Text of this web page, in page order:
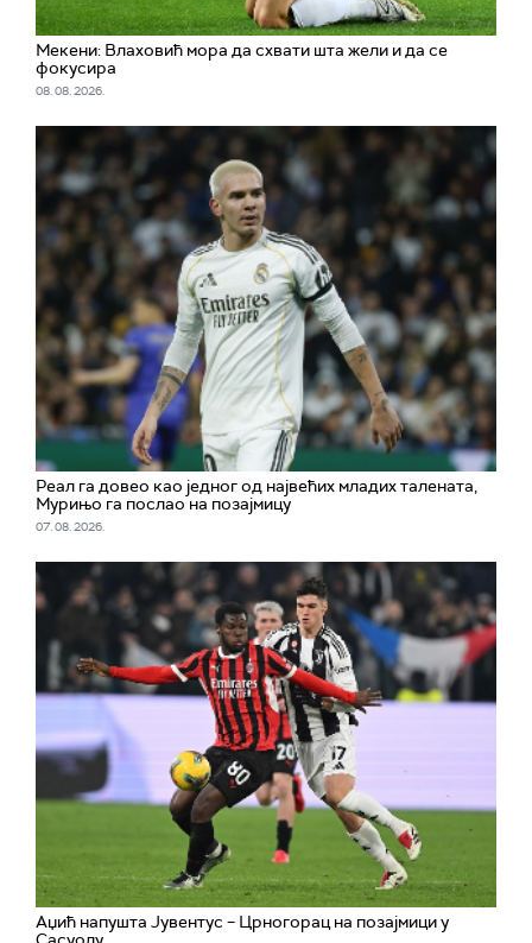
Мекени: Влаховић мора да схвати шта жели и да се
фокусира
08. 08. 2026.
Реал га довео као једног од највећих младих талената,
Мурињо га послао на позајмицу
07. 08. 2026.
Аџић напушта Јувентус – Црногорац на позајмици у